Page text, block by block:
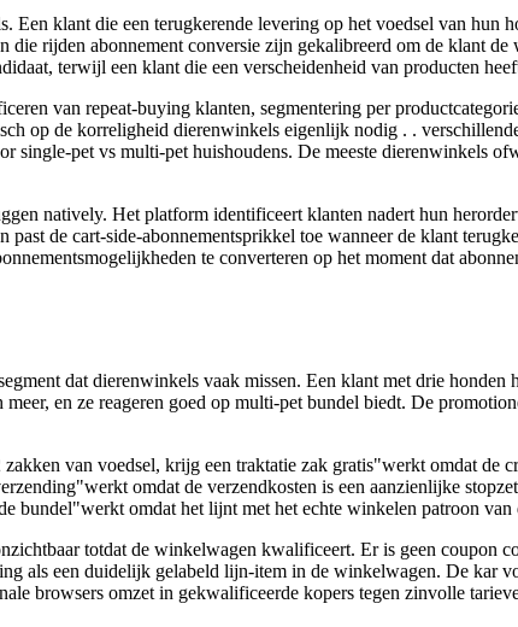
klant die een terugkerende levering op het voedsel van hun
rijden abonnement conversie zijn gekalibreerd om de klant
terwijl een klant die een verscheidenheid van producten
van repeat-buying klanten, segmentering per
op de korreligheid dierenwinkels eigenlijk nodig . .
single-pet vs multi-pet huishoudens. De meeste dierenwinkels
natively. Het platform identificeert klanten nadert hun
de cart-side-abonnementsprikkel toe wanneer de klant
te converteren op het moment dat
dat dierenwinkels vaak missen. Een klant met drie
en ze reageren goed op multi-pet bundel biedt. De
van voedsel, krijg een traktatie zak gratis"werkt omdat de
omdat de verzendkosten is een aanzienlijke
bundel"werkt omdat het lijnt met het echte winkelen patroon van
totdat de winkelwagen kwalificeert. Er is geen coupon
als een duidelijk gelabeld lijn-item in de winkelwagen. De kar
browsers omzet in gekwalificeerde kopers tegen zinvolle